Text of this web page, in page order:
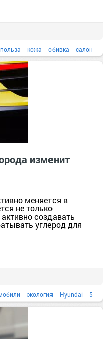
польза кожа обивка салон
изменит
меняется в
не только
создавать
углерод для
экология Hyundai 5